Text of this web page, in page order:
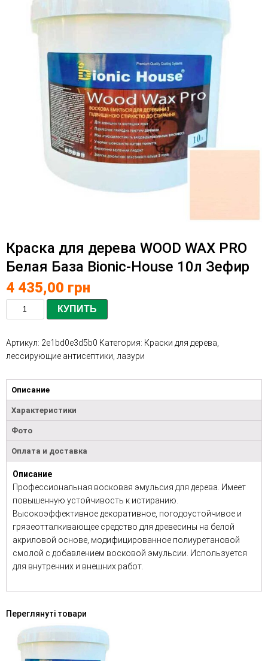
Краска для дерева WOOD WAX PRO
Белая База Bionic-House 10л Зефир
4 435,00 грн
КУПИТЬ
Артикул: 2e1bd0e3d5b0 Категория: Краски для дерева,
лессирующие антисептики, лазури
Описание
Характеристики
Фото
Оплата и доставка
Описание
Профессиональная восковая эмульсия для дерева. Имеет
повышенную устойчивость к истиранию.
Высокоэффективное декоративное, погодоустойчивое и
грязеотталкивающее средство для древесины на белой
акриловой основе, модифицированное полиуретановой
смолой с добавлением восковой эмульсии. Используется
для внутренних и внешних работ.
Переглянуті товари